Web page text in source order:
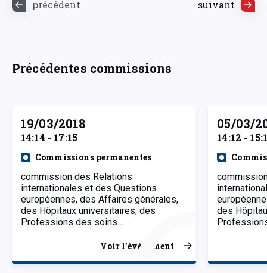
précédent suivant
Précédentes commissions
19/03/2018
14:14 - 17:15
Commissions permanentes
commission des Relations
internationales et des Questions
européennes, des Affaires générales,
des Hôpitaux universitaires, des
Professions des soins…
Voir l’événement
05/03/
14:12 -
des